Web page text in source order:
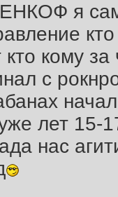
я сам
кто кому
с
лет 15-
нас